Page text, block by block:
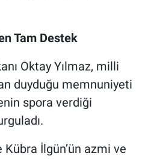
Tam Destek
Oktay Yılmaz, milli
duyduğu memnuniyeti
spora verdiği
Kübra İlgün’ün azmi ve